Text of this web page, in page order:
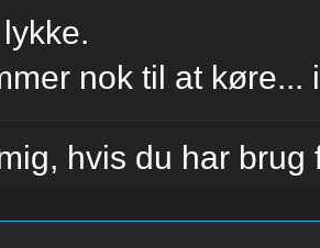
nok til at køre...
hvis du har